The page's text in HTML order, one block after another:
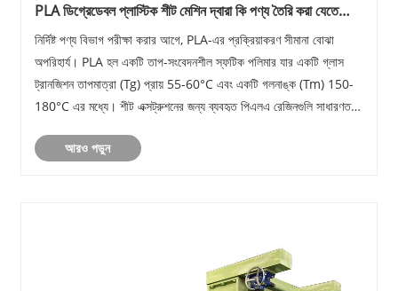
PLA ডিগ্রেডেবল প্লাস্টিক শীট মেশিন দ্বারা কি পণ্য তৈরি করা যেতে
নির্দিষ্ট পণ্য বিভাগ পরীক্ষা করার আগে, PLA-এর প্রক্রিয়াকরণ সীমানা বোঝা
অপরিহার্য। PLA হল একটি তাপ-সংবেদনশীল স্ফটিক পলিমার যার একটি গ্লাস
ট্রানজিশন তাপমাত্রা (Tg) প্রায় 55-60°C এবং একটি গলনাঙ্ক (Tm) 150-
180°C এর মধ্যে। শীট এক্সট্রুশনের জন্য ব্যবহৃত পিএলএ রেজিনগুলি সাধারণত
আরও পড়ুন